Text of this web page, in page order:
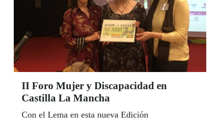
II Foro Mujer y Discapacidad en
Castilla La Mancha
Con el Lema en esta nueva Edición